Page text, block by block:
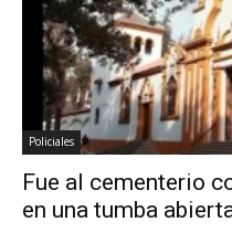
Policiales
Fue al cementerio
en una tumba